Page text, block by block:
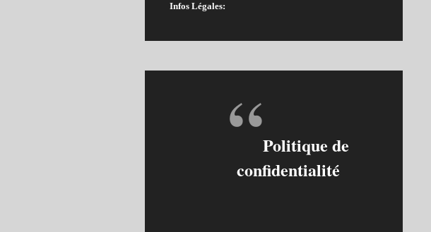
Infos Légales:
Politique de
confidentialité